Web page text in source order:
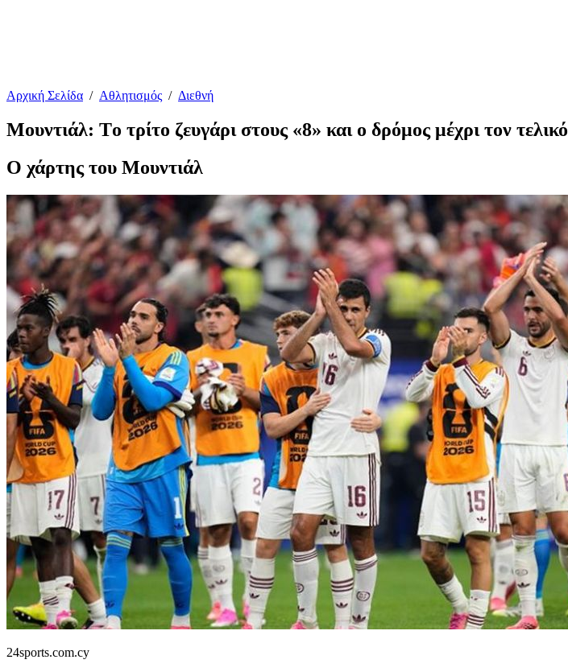
Αρχική Σελίδα / Αθλητισμός / Διεθνή
Μουντιάλ: Tο τρίτο ζευγάρι στους «8» και ο δρόμος μέχρι τον τελικό
Ο χάρτης του Μουντιάλ
24sports.com.cy